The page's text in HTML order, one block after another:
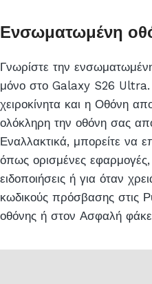
Ενσωματωμένη
Γνωρίστε την
μόνο στο Galaxy S26 Ultra.
χειροκίνητα και η Οθόνη
ολόκληρη την οθόνη σας
Εναλλακτικά, μπορείτε να
όπως ορισμένες εφαρμογές,
ειδοποιήσεις ή για όταν
κωδικούς πρόσβασης στις
οθόνης ή στον Ασφαλή